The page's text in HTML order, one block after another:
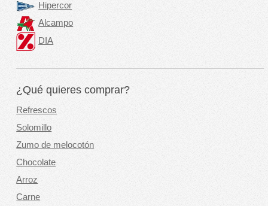
Hipercor
Alcampo
DIA
¿Qué quieres comprar?
Refrescos
Solomillo
Zumo de melocotón
Chocolate
Arroz
Carne